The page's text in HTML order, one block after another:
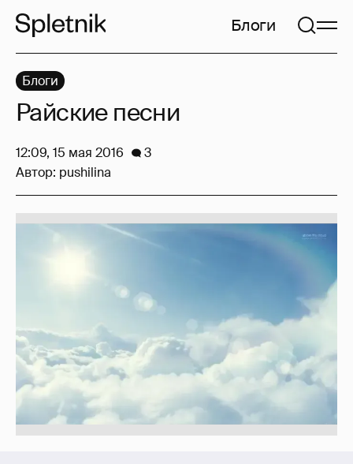
Блоги
Блоги
Райские песни
12:09, 15 мая 2016
3
Автор: pushilina